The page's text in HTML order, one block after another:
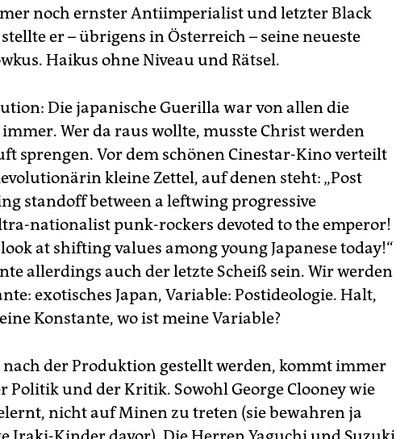
noch ernster Antiimperialist und letzter Black
er – übrigens in Österreich – seine neueste
Haikus ohne Niveau und Rätsel.
Die japanische Guerilla war von allen die
Wer da raus wollte, musste Christ werden
sprengen. Vor dem schönen Cinestar-Kino verteilt
kleine Zettel, auf denen steht: „Post
standoff between a leftwing progressive
nationalist punk-rockers devoted to the emperor!
at shifting values among young Japanese today!“
allerdings auch der letzte Scheiß sein. Wir werden
exotisches Japan, Variable: Postideologie. Halt,
Konstante, wo ist meine Variable?
nach der Produktion gestellt werden, kommt immer
Politik und der Kritik. Sowohl George Clooney wie
nicht auf Minen zu treten (sie bewahren ja